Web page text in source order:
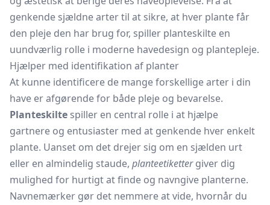
genkende sjældne arter til at sikre, at hver plante får
den pleje den har brug for, spiller planteskilte en
uundværlig rolle i moderne havedesign og plantepleje.
Hjælper med identifikation af planter
At kunne identificere de mange forskellige arter i din
have er afgørende for både pleje og bevarelse.
Planteskilte spiller en central rolle i at hjælpe
gartnere og entusiaster med at genkende hver enkelt
plante. Uanset om det drejer sig om en sjælden urt
eller en almindelig staude, planteetikettergiver dig
mulighed for hurtigt at finde og navngive planterne.
Navnemærker gør det nemmere at vide, hvornår du